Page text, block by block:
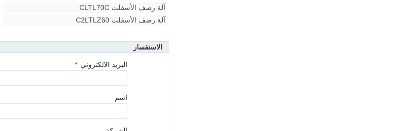
آلة رصف الأسفلت CLTL70C
آلة رصف الأسفلت C2LTLZ60
الاستفسار